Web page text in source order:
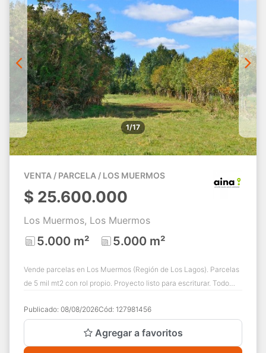
1/17
VENTA / PARCELA / LOS MUERMOS
$ 25.600.000
Los Muermos, Los Muermos
5.000 m² 5.000 m²
Vende parcelas en Los Muermos (Región de Los Lagos). Parcelas
de 5 mil mt2 con rol propio. Proyecto listo para escriturar. Todo
Publicado: 08/08/2026Cód: 127981456
Agregar a favoritos